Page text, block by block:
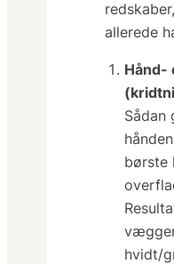
allerede
Hånd-
Sådan
børste
hvidt/